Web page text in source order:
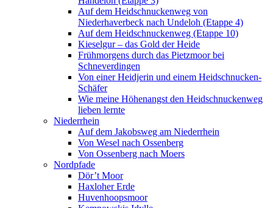
Auf dem Heidschnuckenweg von
Niederhaverbeck nach Undeloh (Etappe 4)
Auf dem Heidschnuckenweg (Etappe 10)
Kieselgur – das Gold der Heide
Frühmorgens durch das Pietzmoor bei
Schneverdingen
Von einer Heidjerin und einem Heidschnucken-
Schäfer
Wie meine Höhenangst den Heidschnuckenweg
lieben lernte
Niederrhein
Auf dem Jakobsweg am Niederrhein
Von Wesel nach Ossenberg
Von Ossenberg nach Moers
Nordpfade
Dör’t Moor
Haxloher Erde
Huvenhoopsmoor